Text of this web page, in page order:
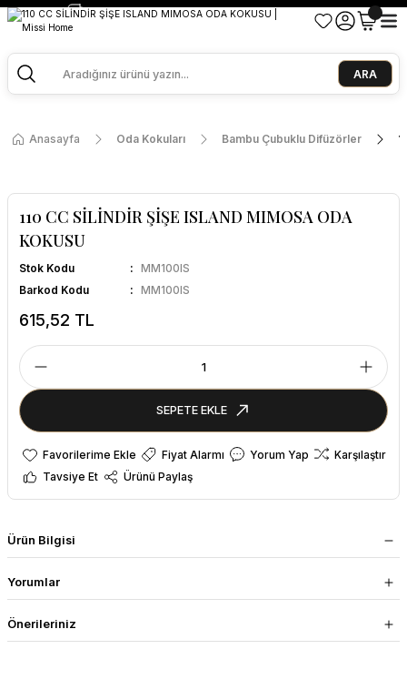
2500 TL ve Üzeri Alışverişlerde Kargo Bedava!
Missi Kokularda 3 Al 2 Öde
ARA
Anasayfa Oda Kokuları Bambu Çubuklu Difüzörler
110 CC SİLİNDİR ŞİŞE ISLAND MIMOSA ODA
KOKUSU
Stok Kodu
MM100IS
Barkod Kodu
MM100IS
615,52 TL
SEPETE EKLE
Fiyat Alarmı Yorum Yap
Karşılaştır
Tavsiye Et
Ürünü Paylaş
Ürün Bilgisi
Yorumlar
Önerileriniz